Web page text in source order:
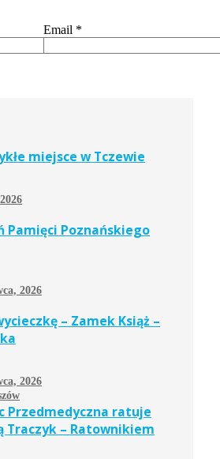
Email *
miejsce w Tczewie
Pamięci Poznańskiego
2026
– Zamek Książ –
2026
Przedmedyczna ratuje
Traczyk – Ratownikiem